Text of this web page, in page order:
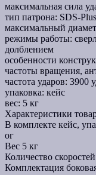
максимальная сила
тип патрона: SDS-Plus
максимальный
режимы работы:
долблением
особенности
частоты вращения,
частота ударов: 3900
упаковка: кейс
вес: 5 кг
Характеристики
В комплекте кейс,
ог
Вес 5 кг
Количество
Комплектация